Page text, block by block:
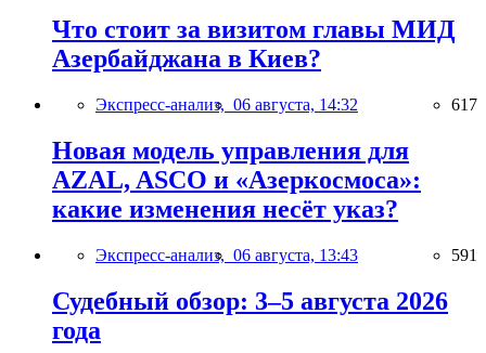
Что стоит за визитом главы МИД
Азербайджана в Киев?
Экспресс-анализ, 06 августа, 14:32 617
Новая модель управления для
AZAL, ASCO и «Азеркосмоса»:
какие изменения несёт указ?
Экспресс-анализ, 06 августа, 13:43 591
Судебный обзор: 3–5 августа 2026
года